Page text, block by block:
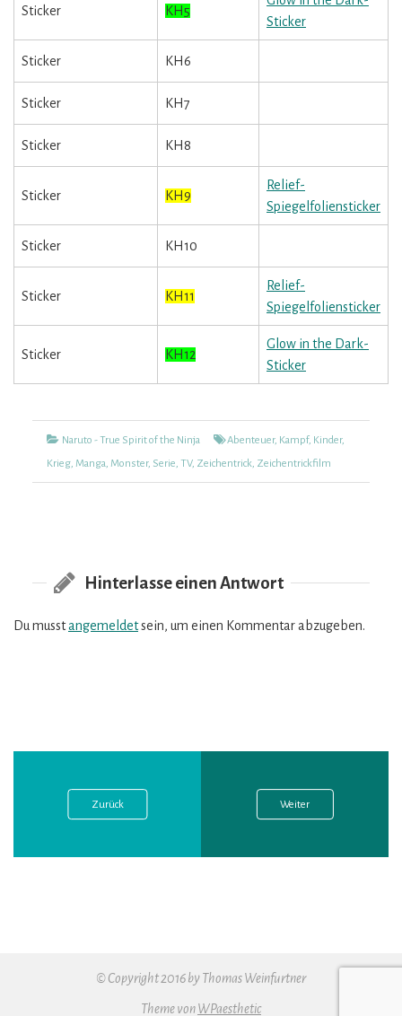
Sticker KH5
Sticker
Sticker KH6
Sticker KH7
Sticker KH8
Sticker KH9
Relief-
Spiegelfoliensticker
Sticker KH10
Sticker KH11
Relief-
Spiegelfoliensticker
Sticker KH12
Glow in the Dark-
Sticker
Kategorien
Naruto - True Spirit of the Ninja TagsAbenteuer, Kampf, Kinder,
Krieg, Manga, Monster, Serie, TV, Zeichentrick, Zeichentrickfilm
Hinterlasse einen Antwort
Du musstangemeldetsein, um einen Kommentar abzugeben.
Zurück Weiter
© Copyright 2016 by Thomas Weinfurtner
Theme vonWPaesthetic